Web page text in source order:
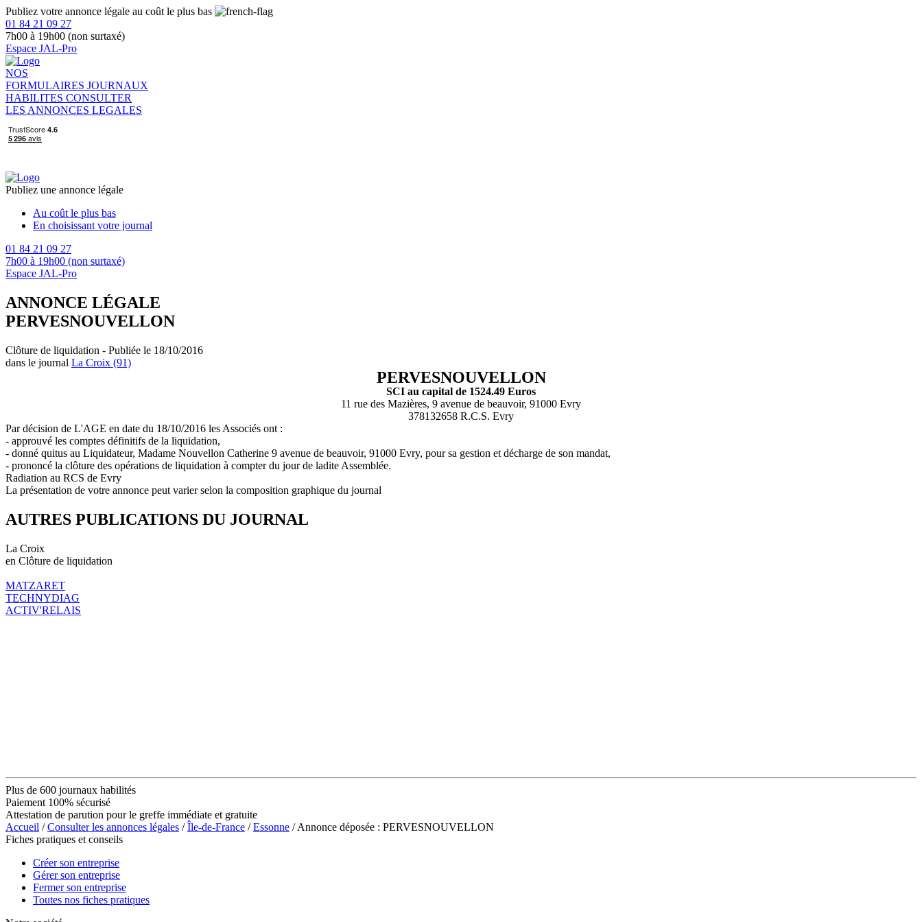
Publiez votre annonce légale au coût le plus bas
01 84 21 09 27
7h00 à 19h00 (non surtaxé)
Espace JAL-Pro
NOS
FORMULAIRES JOURNAUX
HABILITES CONSULTER
LES ANNONCES LEGALES
Publiez une annonce légale
Au coût le plus bas
En choisissant votre journal
01 84 21 09 27
7h00 à 19h00 (non surtaxé)
Espace JAL-Pro
ANNONCE LÉGALE
PERVESNOUVELLON
Clôture de liquidation - Publiée le 18/10/2016
dans le journal La Croix (91)
PERVESNOUVELLON
SCI au capital de 1524.49 Euros
11 rue des Mazières, 9 avenue de beauvoir, 91000 Evry
378132658 R.C.S. Evry
Par décision de L'AGE en date du 18/10/2016 les Associés ont :
- approuvé les comptes définitifs de la liquidation,
- donné quitus au Liquidateur, Madame Nouvellon Catherine 9 avenue de beauvoir, 91000 Evry, pour sa gestion et décharge de son mandat,
- prononcé la clôture des opérations de liquidation à compter du jour de ladite Assemblée.
Radiation au RCS de Evry
La présentation de votre annonce peut varier selon la composition graphique du journal
AUTRES PUBLICATIONS DU JOURNAL
La Croix
en Clôture de liquidation
MATZARET
TECHNYDIAG
ACTIV'RELAIS
Plus de 600 journaux habilités
Paiement 100% sécurisé
Attestation de parution pour le greffe immédiate et gratuite
Accueil /Consulter les annonces légales /Île-de-France /Essonne / Annonce déposée : PERVESNOUVELLON
Fiches pratiques et conseils
Créer son entreprise
Gérer son entreprise
Fermer son entreprise
Toutes nos fiches pratiques